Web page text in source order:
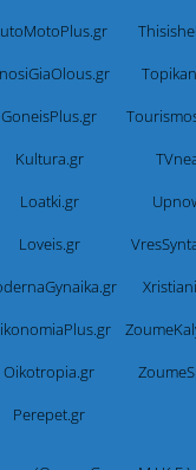
GoneisPlus.gr
Kultura.gr
Loatki.gr
Loveis.gr
Oikotropia.gr
Perepet.gr